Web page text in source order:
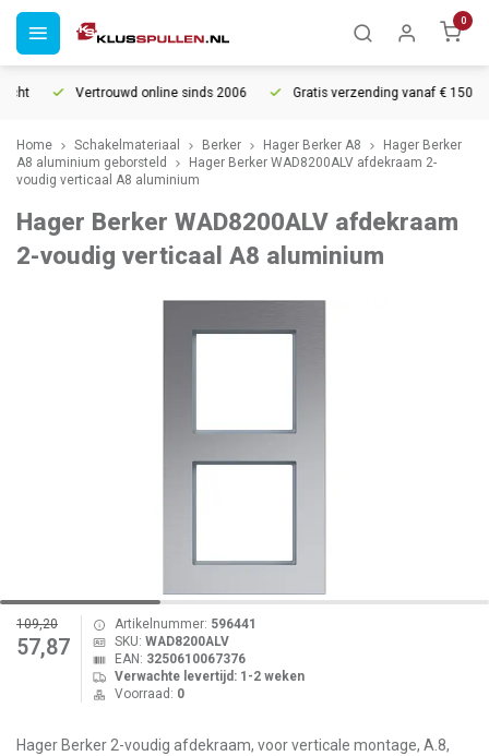
0
Vertrouwd online sinds 2006 Gratis verzending vanaf € 150
Home Schakelmateriaal Berker Hager Berker A8
Hager Berker
A8 aluminium geborsteld
Hager Berker WAD8200ALV afdekraam 2-
voudig verticaal A8 aluminium
Hager Berker WAD8200ALV afdekraam
2-voudig verticaal A8 aluminium
109,20
57,87
Artikelnummer: 596441
SKU: WAD8200ALV
EAN: 3250610067376
Verwachte levertijd: 1-2 weken
Voorraad: 0
Hager Berker 2-voudig afdekraam, voor verticale montage, A.8,